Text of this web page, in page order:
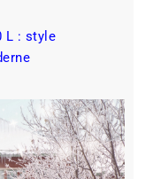
L : style